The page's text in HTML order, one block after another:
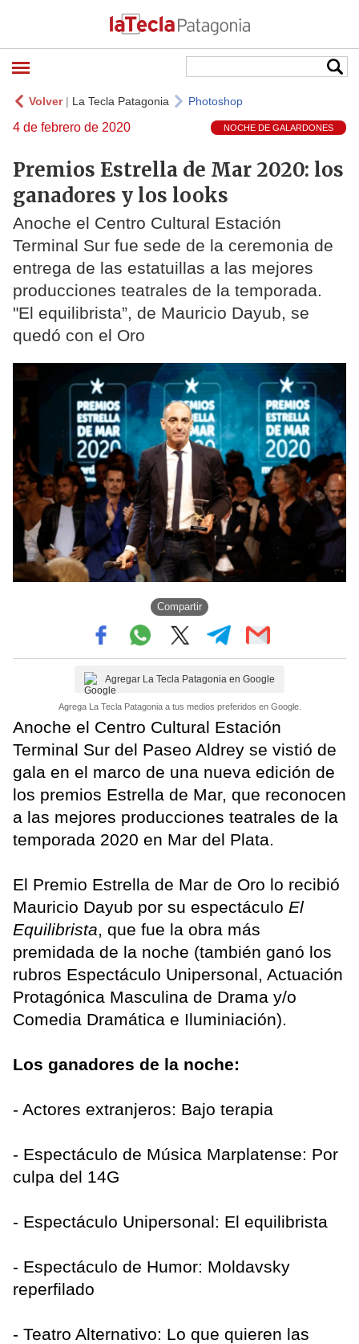
Volver| La Tecla Patagonia Photoshop
4 de febrero de 2020 NOCHE DE GALARDONES
Premios Estrella de Mar 2020: los
ganadores y los looks
Anoche el Centro Cultural Estación
Terminal Sur fue sede de la ceremonia de
entrega de las estatuillas a las mejores
producciones teatrales de la temporada.
"El equilibrista”, de Mauricio Dayub, se
quedó con el Oro
Compartir
Agregar La Tecla Patagonia en Google
Agrega La Tecla Patagonia a tus medios preferidos en Google.
Anoche el Centro Cultural Estación
Terminal Sur del Paseo Aldrey se vistió de
gala en el marco de una nueva edición de
los premios Estrella de Mar, que reconocen
a las mejores producciones teatrales de la
temporada 2020 en Mar del Plata.
El Premio Estrella de Mar de Oro lo recibió
Mauricio Dayub por su espectáculo El
Equilibrista, que fue la obra más
premidada de la noche (también ganó los
rubros Espectáculo Unipersonal, Actuación
Protagónica Masculina de Drama y/o
Comedia Dramática e Iluminiación).
Los ganadores de la noche:
- Actores extranjeros: Bajo terapia
- Espectáculo de Música Marplatense: Por
culpa del 14G
- Espectáculo Unipersonal: El equilibrista
- Espectáculo de Humor: Moldavsky
reperfilado
- Teatro Alternativo: Lo que quieren las